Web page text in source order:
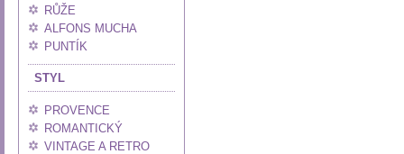
RŮŽE
ALFONS MUCHA
PUNTÍK
STYL
PROVENCE
ROMANTICKÝ
VINTAGE A RETRO